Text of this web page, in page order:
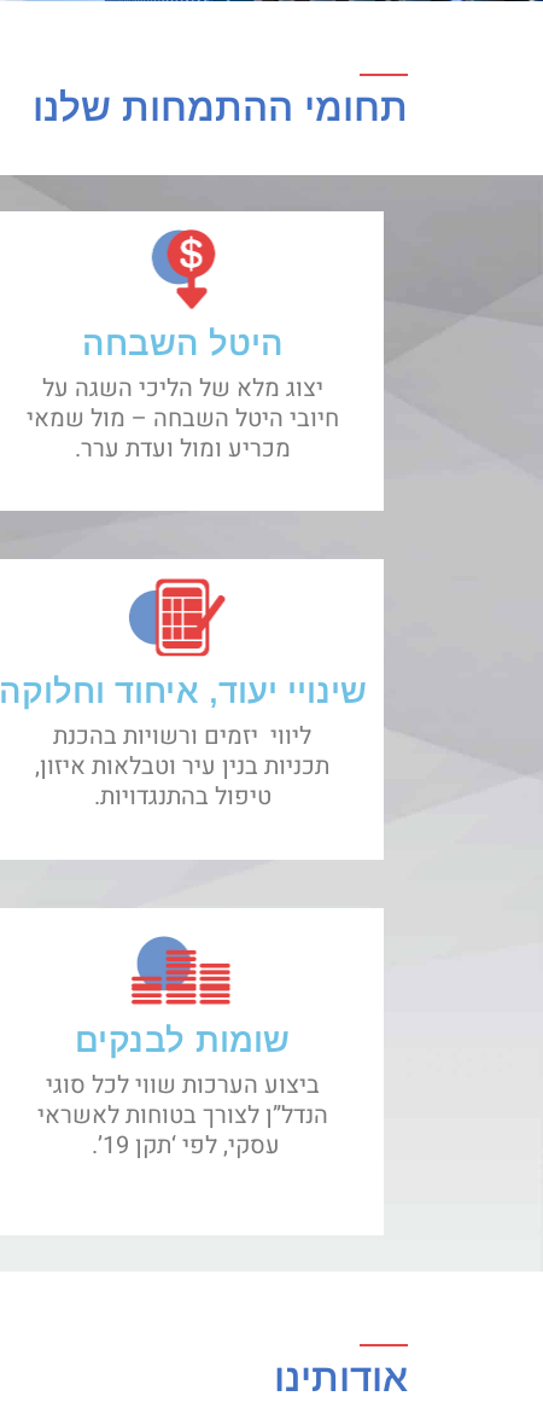
תחומי ההתמחות שלנו
היטל השבחה
יצוג מלא של הליכי השגה על
חיובי היטל השבחה – מול שמאי
מכריע ומול ועדת ערר.
שינויי יעוד, איחוד וחלוקה
ליווי יזמים ורשויות בהכנת
תכניות בנין עיר וטבלאות איזון,
טיפול בהתנגדויות.
שומות לבנקים
ביצוע הערכות שווי לכל סוגי
הנדל”ן לצורך בטוחות לאשראי
עסקי, לפי ‘תקן 19’.
אודותינו